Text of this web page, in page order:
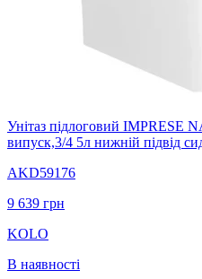
Унітаз підлоговий IMPRESE
випуск,3/4 5л нижній підвід
AKD59176
9 639 грн
KOLO
В наявності